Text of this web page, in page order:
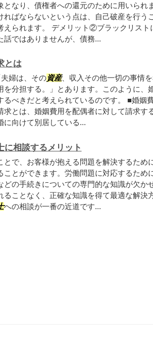
となり、債権者への還元のために用いられ
ればならないという点は、自己破産を行う
えられます。 デメリット②ブラックリスト
話ではありませんが、債務...
とは
婦は、その資産、収入その他一切の事情を
を分担する。」とあります。このように、
るべきだと考えられているのです。 ■婚姻
求とは、婚姻費用を配偶者に対して請求す
に向けて別居している...
に相談するメリット
とで、お客様が抱える問題を解決するため
ことができます。労働問題に対応するため
どの手続きについての専門的な知識が欠か
ることなく、正確な知識を得て最適な解決
への相談が一番の近道です...